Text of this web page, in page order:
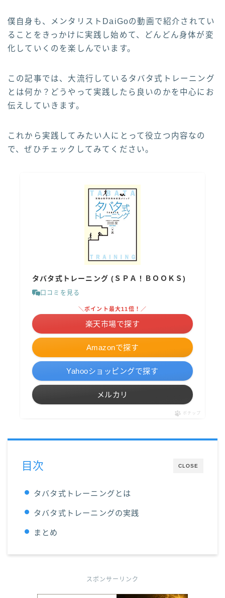
僕自身も、メンタリストDaiGoの動画で紹介されてい
ることをきっかけに実践し始めて、どんどん身体が変
化していくのを楽しんでいます。
この記事では、大流行しているタバタ式トレーニング
とは何か？どうやって実践したら良いのかを中心にお
伝えしていきます。
これから実践してみたい人にとって役立つ内容なの
で、ぜひチェックしてみてください。
タバタ式トレーニング (ＳＰＡ！ＢＯＯＫＳ)
口コミを見る
Amazonで探す
＼ポイント最大11倍！／
楽天市場で探す
Yahooショッピングで探す
メルカリ
ポチップ
CLOSE
目次
タバタ式トレーニングとは
タバタ式トレーニングの実践
まとめ
スポンサーリンク